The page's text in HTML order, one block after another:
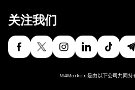
关注我们
M4Markets 是由以下公司共同持